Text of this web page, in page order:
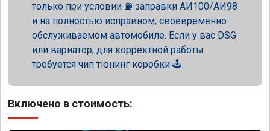
только при условии ⛽ заправки АИ100/АИ98
и на полностью исправном, своевременно
обслуживаемом автомобиле. Если у вас DSG
или вариатор, для корректной работы
требуется чип тюнинг коробки 🕹️.
Включено в стоимость: